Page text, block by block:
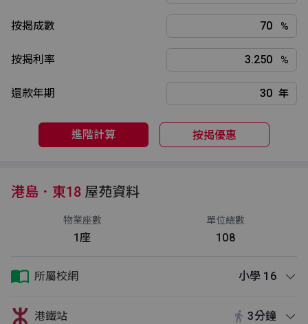
按揭成數 %
按揭利率 %
還款年期 年
進階計算 按揭優惠
港島．東18 屋苑資料
物業座數
1座
單位總數
108
所屬校網 小學 16
港鐵站 3分鐘